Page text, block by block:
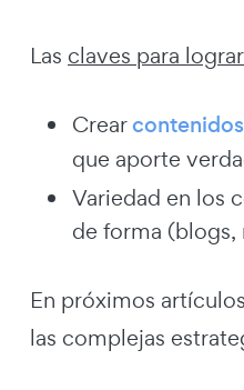
Las claves para
Crear
que aporte
Variedad en los
de forma
En próximos
las complejas